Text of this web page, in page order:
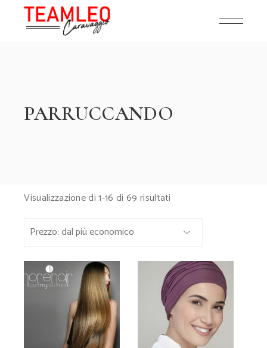
content
PARRUCCANDO
Visualizzazione di 1-16 di 69 risultati